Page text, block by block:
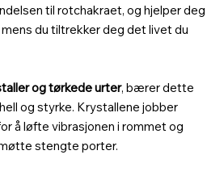
til rotchakraet, og hjelper deg
du tiltrekker deg det livet du
og tørkede urter, bærer dette
og styrke. Krystallene jobber
å løfte vibrasjonen i rommet og
stengte porter.